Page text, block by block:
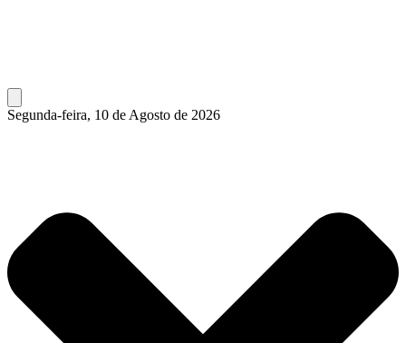
Segunda-feira, 10 de Agosto de 2026